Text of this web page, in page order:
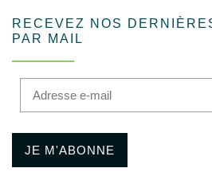
RECEVEZ NOS
PAR MAIL
JE M'ABONNE